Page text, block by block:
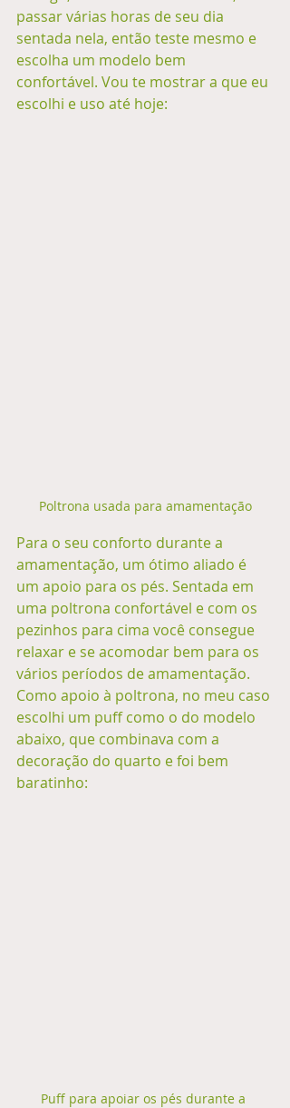
passar várias horas de seu dia
sentada nela, então teste mesmo e
escolha um modelo bem
confortável. Vou te mostrar a que eu
escolhi e uso até hoje:
Poltrona usada para amamentação
Para o seu conforto durante a
amamentação, um ótimo aliado é
um apoio para os pés. Sentada em
uma poltrona confortável e com os
pezinhos para cima você consegue
relaxar e se acomodar bem para os
vários períodos de amamentação.
Como apoio à poltrona, no meu caso
escolhi um puff como o do modelo
abaixo, que combinava com a
decoração do quarto e foi bem
baratinho:
Puff para apoiar os pés durante a